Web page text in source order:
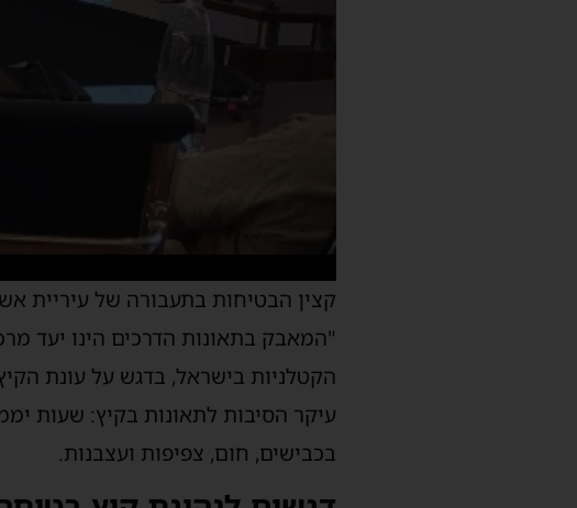
קצין הבטיחות בתעבורה של עיריית
"המאבק בתאונות הדרכים הינו יעד
הקטלניות בישראל, בדגש על עונת
עיקר הסיבות לתאונות בקיץ: שעות
בכבישים, חום, צפיפות ועצבנות.